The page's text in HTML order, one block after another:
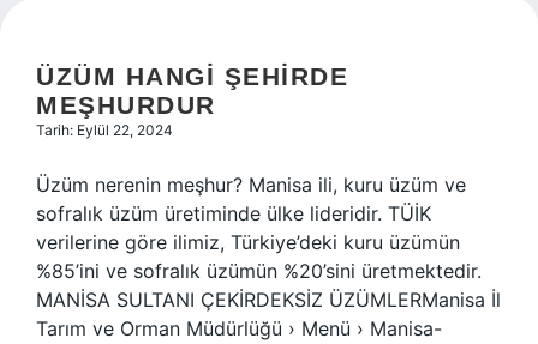
ÜZÜM HANGI ŞEHIRDE
MEŞHURDUR
Tarih: Eylül 22, 2024
Üzüm nerenin meşhur? Manisa ili, kuru üzüm ve
sofralık üzüm üretiminde ülke lideridir. TÜİK
verilerine göre ilimiz, Türkiye’deki kuru üzümün
%85’ini ve sofralık üzümün %20’sini üretmektedir.
MANİSA SULTANI ÇEKİRDEKSİZ ÜZÜMLERManisa İl
Tarım ve Orman Müdürlüğü › Menü › Manisa-